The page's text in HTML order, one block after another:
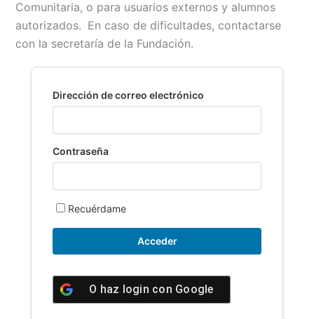
b
o
o
k
l
s
A
p
p
L
i
n
k
t
a
r
t
i
Comunitaria, o para usuarios externos y alumnos
autorizados. En caso de dificultades, contactarse
con la secretaría de la Fundación.
Dirección de correo electrónico
Contraseña
Recuérdame
O haz login con Google